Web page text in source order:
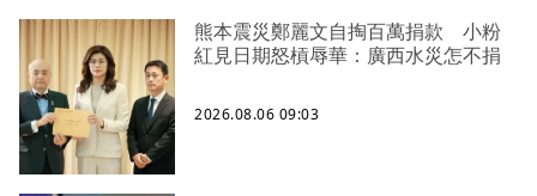
熊本震災鄭麗文自掏百萬捐款 小粉
紅見日期怒槓辱華：廣西水災怎不捐
2026.08.06 09:03